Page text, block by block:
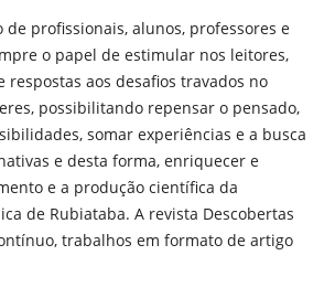
de profissionais, alunos, professores e
o papel de estimular nos leitores,
respostas aos desafios travados no
possibilitando repensar o pensado,
somar experiências e a busca
e desta forma, enriquecer e
e a produção científica da
de Rubiataba. A revista Descobertas
trabalhos em formato de artigo